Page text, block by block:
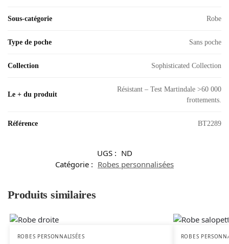
Sous-catégorie Robe
Type de poche Sans poche
Collection Sophisticated Collection
Le + du produit
Résistant – Test Martindale >60 000
frottements.
Référence BT2289
UGS : ND
Catégorie : Robes personnalisées
Produits similaires
ROBES PERSONNALISÉES ROBES